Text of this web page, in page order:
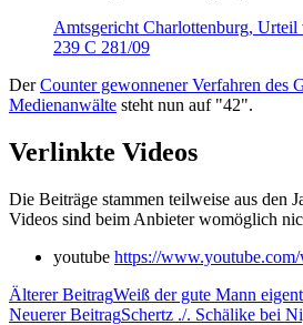
Amtsgericht Charlottenburg, Urteil
239 C 281/09
DerCounter gewonnener Verfahren des
Medienanwälte steht nun auf "42".
Verlinkte Videos
Die Beiträge stammen teilweise aus den
Videos sind beim Anbieter womöglich
youtube https://
Älterer BeitragWeiß der gute Mann
Neuerer BeitragSchertz ./. Schälike bei